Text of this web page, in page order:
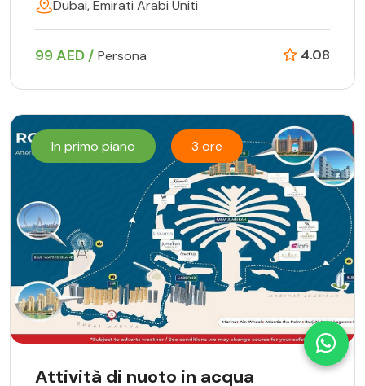
Dubai, Emirati Arabi Uniti
99 AED / Persona 4.08
In primo piano 3 ore
Attività di nuoto in acqua